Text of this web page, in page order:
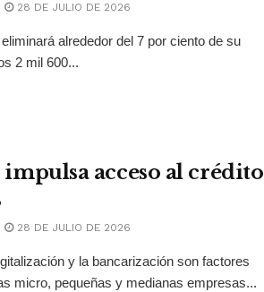
28 DE JULIO DE 2026
alrededor del 7 por ciento de su
2 mil 600...
acceso al crédito
28 DE JULIO DE 2026
y la bancarización son factores
micro, pequeñas y medianas empresas...